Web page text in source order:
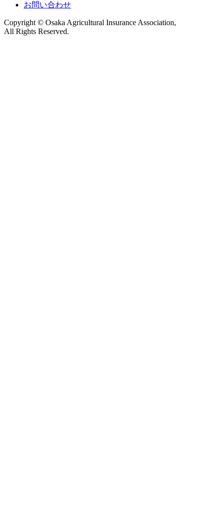
お問い合わせ
Copyright © Osaka Agricultural Insurance Association,
All Rights Reserved.